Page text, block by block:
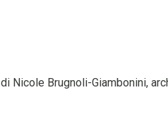
di Nicole Brugnoli-Giambonini,